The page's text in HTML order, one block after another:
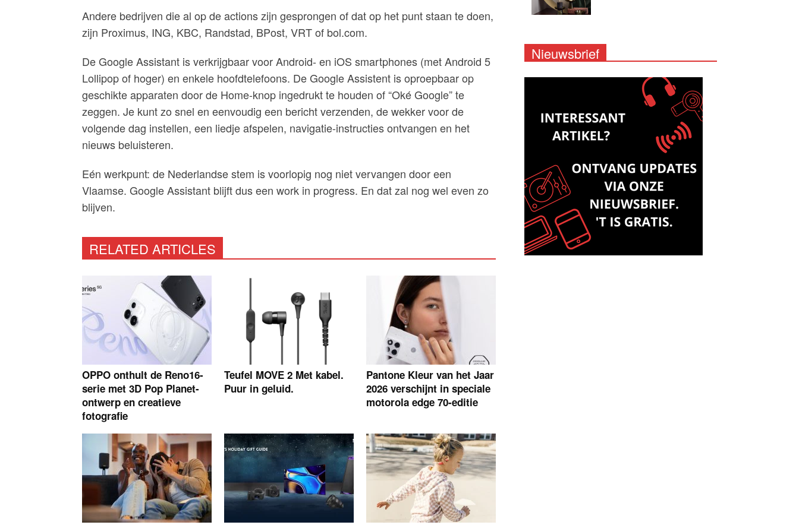
Andere bedrijven die al op de actions zijn gesprongen of dat op het punt staan te doen,
zijn Proximus, ING, KBC, Randstad, BPost, VRT of bol.com.
De Google Assistant is verkrijgbaar voor Android- en iOS smartphones (met Android 5
Lollipop of hoger) en enkele hoofdtelefoons. De Google Assistent is oproepbaar op
geschikte apparaten door de Home-knop ingedrukt te houden of “Oké Google” te
zeggen. Je kunt zo snel en eenvoudig een bericht verzenden, de wekker voor de
volgende dag instellen, een liedje afspelen, navigatie-instructies ontvangen en het
nieuws beluisteren.
Eén werkpunt: de Nederlandse stem is voorlopig nog niet vervangen door een
Vlaamse. Google Assistant blijft dus een work in progress. En dat zal nog wel even zo
blijven.
RELATED ARTICLES
OPPO onthult de Reno16-
serie met 3D Pop Planet-
ontwerp en creatieve
fotografie
Teufel MOVE 2 Met kabel.
Puur in geluid.
Pantone Kleur van het Jaar
2026 verschijnt in speciale
motorola edge 70-editie
Nieuwsbrief